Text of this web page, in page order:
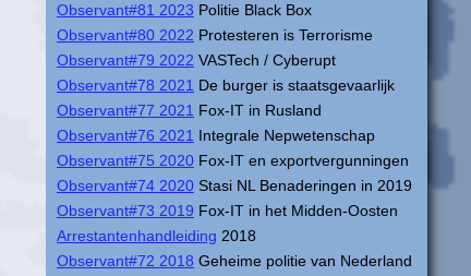
Observant#81 2023 Politie Black Box
Observant#80 2022 Protesteren is Terrorisme
Observant#79 2022 VASTech / Cyberupt
Observant#78 2021 De burger is staatsgevaarlijk
Observant#77 2021 Fox-IT in Rusland
Observant#76 2021 Integrale Nepwetenschap
Observant#75 2020 Fox-IT en exportvergunningen
Observant#74 2020 Stasi NL Benaderingen in 2019
Observant#73 2019 Fox-IT in het Midden-Oosten
Arrestantenhandleiding 2018
Observant#72 2018 Geheime politie van Nederland